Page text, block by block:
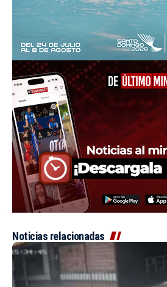
Noticias relacionadas